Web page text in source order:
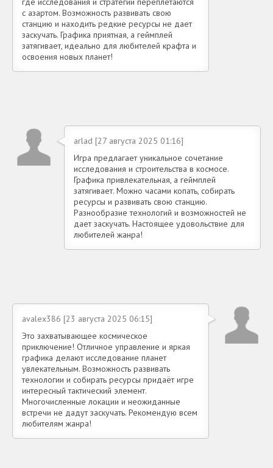
с азартом. Возможность развивать свою
станцию и находить редкие ресурсы не дает
заскучать. Графика приятная, а геймплей
затягивает, идеально для любителей крафта и
освоения новых планет!
arlad [27 августа 2025 01:16]
Игра предлагает уникальное сочетание
исследования и строительства в космосе.
Графика привлекательная, а геймплей
затягивает. Можно часами копать, собирать
ресурсы и развивать свою станцию.
Разнообразие технологий и возможностей не
дает заскучать. Настоящее удовольствие для
любителей жанра!
avalex386 [23 августа 2025 06:15]
Это захватывающее космическое
приключение! Отличное управление и яркая
графика делают исследование планет
увлекательным. Возможность развивать
технологии и собирать ресурсы придаёт игре
интересный тактический элемент.
Многочисленные локации и неожиданные
встречи не дадут заскучать. Рекомендую всем
любителям жанра!